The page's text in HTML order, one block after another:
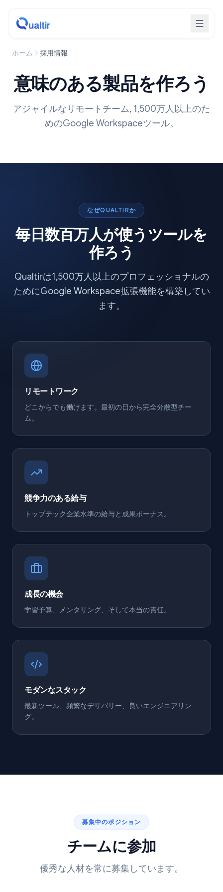
ホーム 採用情報
意味のある製品を作ろう
アジャイルなリモートチーム, 1,500万人以上のた
めのGoogle Workspaceツール。
なぜQUALTIRか
毎日数百万人が使うツールを
作ろう
Qualtirは1,500万人以上のプロフェッショナルの
ためにGoogle Workspace拡張機能を構築してい
ます。
リモートワーク
どこからでも働けます。最初の日から完全分散型チー
ム。
競争力のある給与
トップテック企業水準の給与と成果ボーナス。
成長の機会
学習予算、メンタリング、そして本当の責任。
モダンなスタック
最新ツール、頻繁なデリバリー、良いエンジニアリン
グ。
募集中のポジション
チームに参加
優秀な人材を常に募集しています。